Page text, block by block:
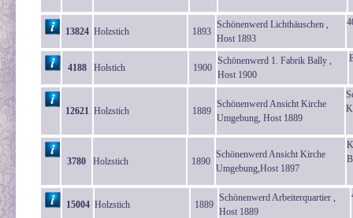
13824 Holzstich 1893
Schönenwerd Lichthäuschen ,
Host 1893
4188 Holstich 1900
Schönenwerd 1. Fabrik Bally ,
Host 1900
12621 Holzstich 1889
Schönenwerd Ansicht Kirche
Umgebung, Host 1889
3780 Holzstich 1890
Schönenwerd Ansicht Kirche
Umgebung,Host 1897
15004 Holzstich 1889
Schönenwerd Arbeiterquartier ,
Host 1889